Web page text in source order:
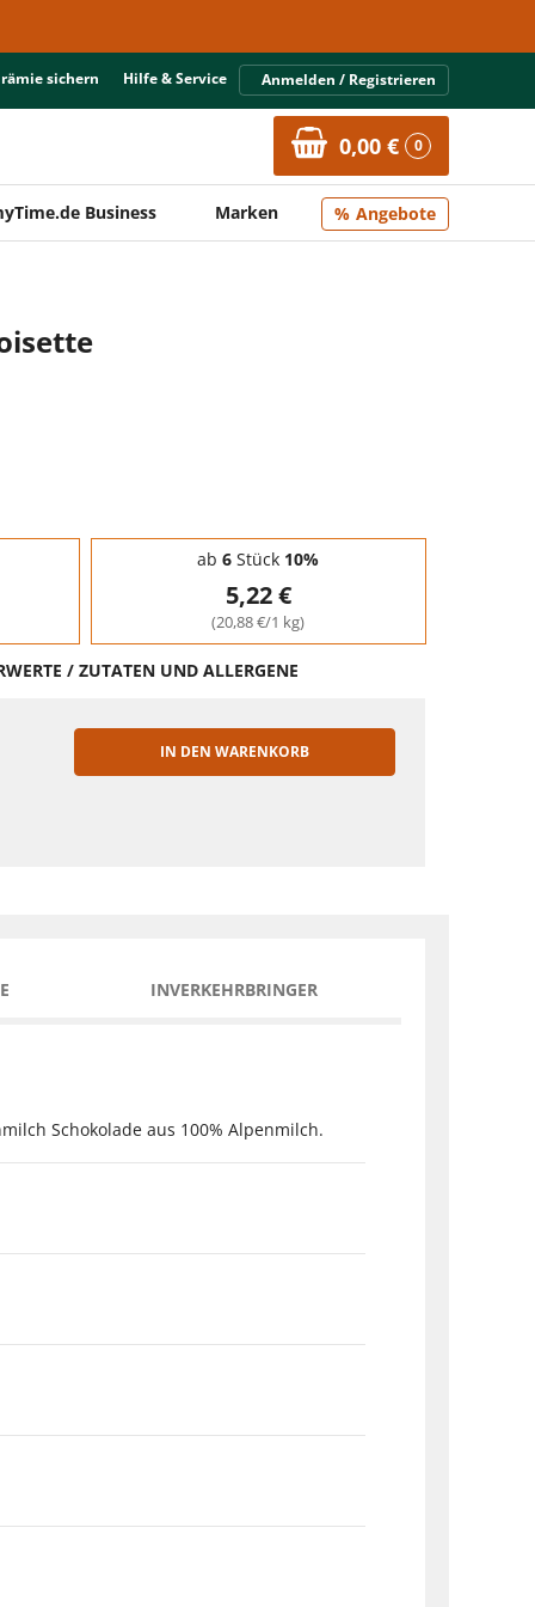
sichern Hilfe & Service Anmelden / Registrieren
0,00 € 0
Business Marken Angebote
ab 6 Stück 10%
5,22 €
(20,88 €/1 kg)
/ ZUTATEN UND ALLERGENE
IN DEN WARENKORB
INVERKEHRBRINGER
Schokolade aus 100% Alpenmilch.